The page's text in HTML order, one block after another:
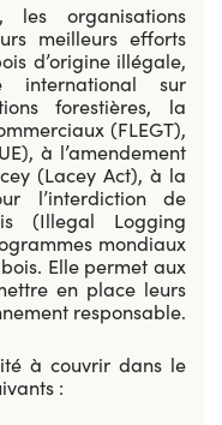
les organisations
meilleurs efforts
d’origine illégale,
international sur
forestières, la
(FLEGT),
à l’amendement
(Lacey Act), à la
l’interdiction de
(Illegal Logging
mondiaux
Elle permet aux
en place leurs
responsable.
à couvrir dans le
: